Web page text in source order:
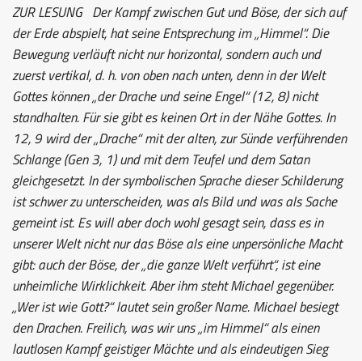
ZUR LESUNGDer Kampf zwischen Gut und Böse, der sich auf
der Erde abspielt, hat seine Entsprechung im „Himmel“. Die
Bewegung verläuft nicht nur horizontal, sondern auch und
zuerst vertikal, d. h. von oben nach unten, denn in der Welt
Gottes können „der Drache und seine Engel“ (12, 8) nicht
standhalten. Für sie gibt es keinen Ort in der Nähe Gottes. In
12, 9 wird der „Drache“ mit der alten, zur Sünde verführenden
Schlange (Gen 3, 1) und mit dem Teufel und dem Satan
gleichgesetzt. In der symbolischen Sprache dieser Schilderung
ist schwer zu unterscheiden, was als Bild und was als Sache
gemeint ist. Es will aber doch wohl gesagt sein, dass es in
unserer Welt nicht nur das Böse als eine unpersönliche Macht
gibt: auch der Böse, der „die ganze Welt verführt“, ist eine
unheimliche Wirklichkeit. Aber ihm steht Michael gegenüber.
„Wer ist wie Gott?“ lautet sein großer Name. Michael besiegt
den Drachen. Freilich, was wir uns „im Himmel“ als einen
lautlosen Kampf geistiger Mächte und als eindeutigen Sieg